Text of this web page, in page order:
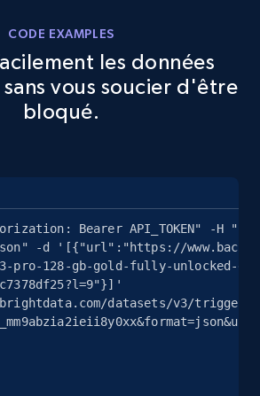
data on products using
Title, Seller name, Seller rating,
from shops on eBay
Title, Seller name, Seller rating,
CODE EXAMPLES
les données
vous soucier d'être
bloqué.
Bearer API_TOKEN" -H
-d '[{"url":"https://
pro-128-gb-gold-fully-unlocked-
datasets/v3/trigger?